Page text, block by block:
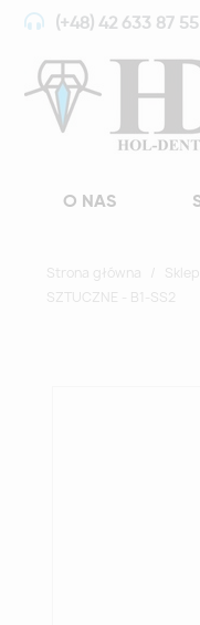
(+48) 42 633 87 55
O NAS
Strona główna
SZTUCZNE - B1-SS2